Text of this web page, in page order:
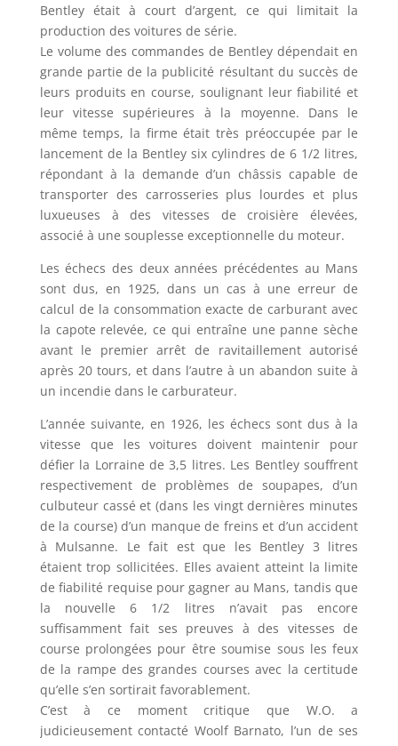
Bentley était à court d’argent, ce qui limitait la
production des voitures de série.
Le volume des commandes de Bentley dépendait en
grande partie de la publicité résultant du succès de
leurs produits en course, soulignant leur fiabilité et
leur vitesse supérieures à la moyenne. Dans le
même temps, la firme était très préoccupée par le
lancement de la Bentley six cylindres de 6 1/2 litres,
répondant à la demande d’un châssis capable de
transporter des carrosseries plus lourdes et plus
luxueuses à des vitesses de croisière élevées,
associé à une souplesse exceptionnelle du moteur.
Les échecs des deux années précédentes au Mans
sont dus, en 1925, dans un cas à une erreur de
calcul de la consommation exacte de carburant avec
la capote relevée, ce qui entraîne une panne sèche
avant le premier arrêt de ravitaillement autorisé
après 20 tours, et dans l’autre à un abandon suite à
un incendie dans le carburateur.
L’année suivante, en 1926, les échecs sont dus à la
vitesse que les voitures doivent maintenir pour
défier la Lorraine de 3,5 litres. Les Bentley souffrent
respectivement de problèmes de soupapes, d’un
culbuteur cassé et (dans les vingt dernières minutes
de la course) d’un manque de freins et d’un accident
à Mulsanne. Le fait est que les Bentley 3 litres
étaient trop sollicitées. Elles avaient atteint la limite
de fiabilité requise pour gagner au Mans, tandis que
la nouvelle 6 1/2 litres n’avait pas encore
suffisamment fait ses preuves à des vitesses de
course prolongées pour être soumise sous les feux
de la rampe des grandes courses avec la certitude
qu’elle s’en sortirait favorablement.
C’est à ce moment critique que W.O. a
judicieusement contacté Woolf Barnato, l’un de ses